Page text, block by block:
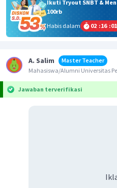
Ikuti Tryout SNBT &
100rb
Habis dalam
02 :16 :01
A. Salim
Master Teacher
Mahasiswa/Alumni Universitas
Jawaban terverifikasi